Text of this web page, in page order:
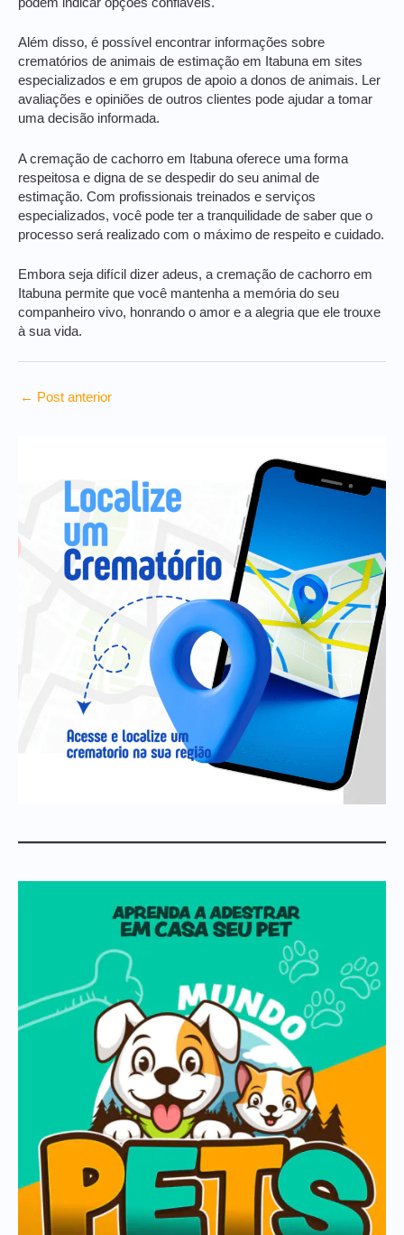
Além disso, é possível encontrar informações sobre
crematórios de animais de estimação em Itabuna em sites
especializados e em grupos de apoio a donos de animais. Ler
avaliações e opiniões de outros clientes pode ajudar a tomar
uma decisão informada.
A cremação de cachorro em Itabuna oferece uma forma
respeitosa e digna de se despedir do seu animal de
estimação. Com profissionais treinados e serviços
especializados, você pode ter a tranquilidade de saber que o
processo será realizado com o máximo de respeito e cuidado.
Embora seja difícil dizer adeus, a cremação de cachorro em
Itabuna permite que você mantenha a memória do seu
companheiro vivo, honrando o amor e a alegria que ele trouxe
à sua vida.
← Post anterior